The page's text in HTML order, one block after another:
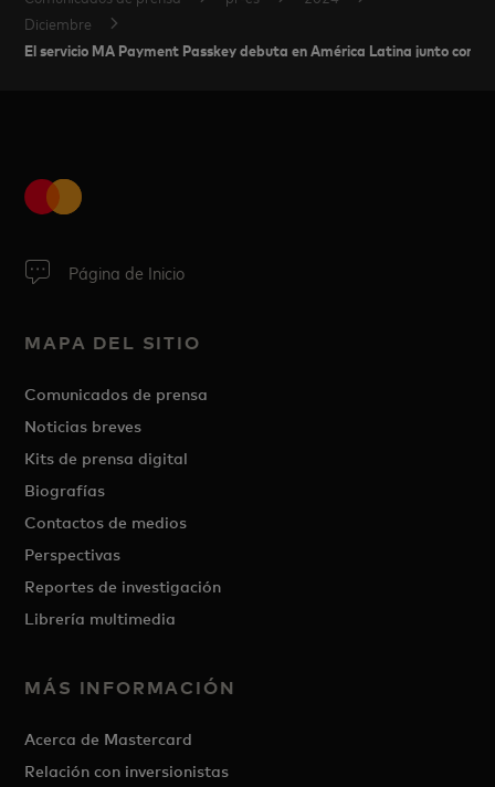
Diciembre
El servicio MA Payment Passkey debuta en América Latina junto con
Página de Inicio
MAPA DEL SITIO
Comunicados de prensa
Noticias breves
Kits de prensa digital
Biografías
Contactos de medios
Perspectivas
Reportes de investigación
Librería multimedia
MÁS INFORMACIÓN
Acerca de Mastercard
Relación con inversionistas